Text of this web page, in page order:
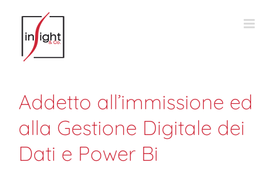
contenuto
Addetto all’immissione ed
alla Gestione Digitale dei
Dati e Power Bi